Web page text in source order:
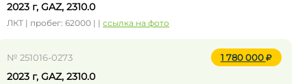
2023 г, GAZ, 2310.0
ЛКТ | пробег: 62000 | | ссылка на фото
№ 251016-0273 1 780 000
2023 г, GAZ, 2310.0